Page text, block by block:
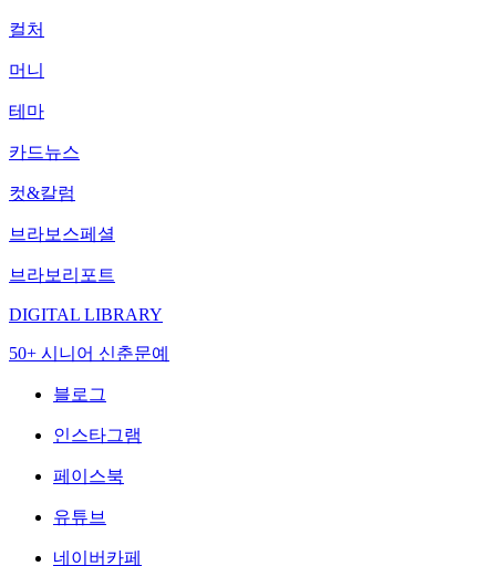
컬처
머니
테마
카드뉴스
컷&칼럼
브라보스페셜
브라보리포트
DIGITAL LIBRARY
50+ 시니어 신춘문예
블로그
인스타그램
페이스북
유튜브
네이버카페